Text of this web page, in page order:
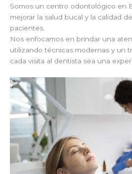
Somos un centro odontológico en
mejorar la salud bucal y la calidad
pacientes.
Nos enfocamos en brindar una
utilizando técnicas modernas y un
cada visita al dentista sea una